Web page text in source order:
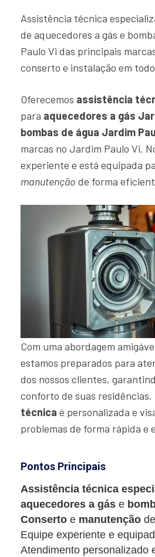
Assistência técnica
de aquecedores a gás e
Paulo Vi das principais
conserto e instalação em
Oferecemos assistência
para aquecedores a gás
bombas de água Jardim
marcas no Jardim Paulo Vi.
experiente e está equipada
manutenção de forma
Com uma abordagem
estamos preparados para
dos nossos clientes,
conforto de suas residências.
técnica é personalizada e
problemas de forma rápida e
Pontos Principais
Assistência técnica
aquecedores a gás e
Conserto e manutenção
Equipe experiente e
Atendimento personalizado